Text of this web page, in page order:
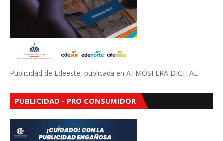
Publicidad de Edeeste, publicada en ATMÓSFERA DIGITAL
PUBLICIDAD - PRO CONSUMIDOR